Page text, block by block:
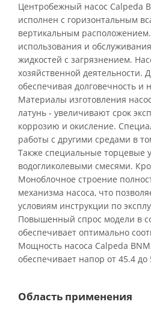
Центробежный насос Calpeda
исполнен с горизонтальным
вертикальным
использования и
жидкостей с загрязнением.
хозяйственной
обеспечивая долговечность
Материалы изготовления
латунь - увеличивают срок
коррозию и окисление.
работы с другими средами в
Также специальные торцевые
водогликолевыми смесями.
Моноблочное строение
механизма насоса, что
условиям инструкции по
Повышенный спрос модели в
обеспечивает оптимально
Мощность насоса Calpeda
обеспечивает напор от 45.4
Область применения